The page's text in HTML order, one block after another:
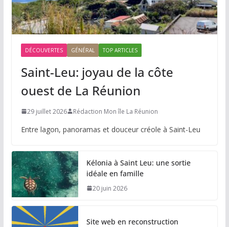
DÉCOUVERTES GÉNÉRAL TOP ARTICLES
Saint-Leu: joyau de la côte
ouest de La Réunion
29 juillet 2026 Rédaction Mon île La Réunion
Entre lagon, panoramas et douceur créole à Saint-Leu
Kélonia à Saint Leu: une sortie
idéale en famille
20 juin 2026
Site web en reconstruction